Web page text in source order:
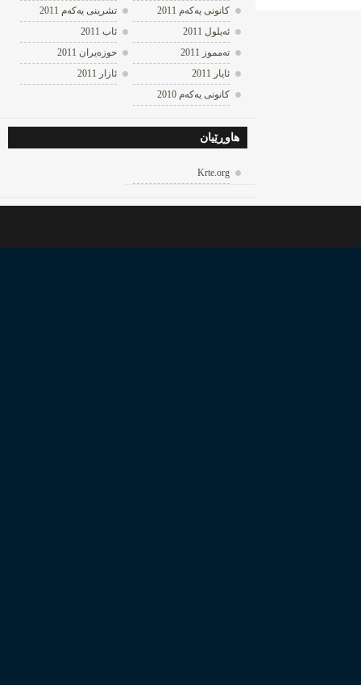
كانونی یه‌كه‌م 2011
تشرینی یه‌كه‌م 2011
ئه‌یلول 2011
ئاب 2011
ته‌مموز 2011
حوزه‌یران 2011
ئایار 2011
ئازار 2011
كانونی یه‌كه‌م 2010
هاوڕێیان
Krte.org